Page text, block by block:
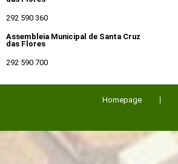
292 590 360
Assembleia Municipal de Santa Cruz
das Flores
292 590 700
Homepage